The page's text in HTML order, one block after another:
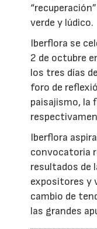
verde y lúdico.
Iberflora se
2 de octubre
los tres días
foro de
paisajismo, la
Iberflora
convocatoria
resultados de
expositores y
cambio de
las grandes